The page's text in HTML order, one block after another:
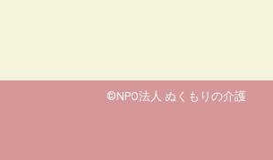
©NPO法人 ぬくもりの介護